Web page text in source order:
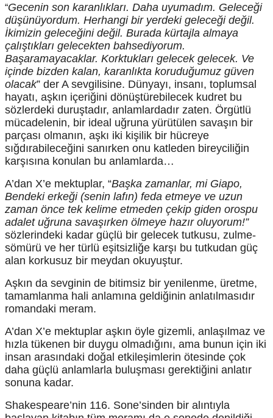
“Gecenin son karanlıkları. Daha uyumadım. Geleceği
düşünüyordum. Herhangi bir yerdeki geleceği değil.
İkimizin geleceğini değil. Burada kürtajla almaya
çalıştıkları gelecekten bahsediyorum.
Başaramayacaklar. Korktukları gelecek gelecek. Ve
içinde bizden kalan, karanlıkta koruduğumuz güven
olacak” der A sevgilisine. Dünyayı, insanı, toplumsal
hayatı, aşkın içeriğini dönüştürebilecek kudret bu
sözlerdeki duruştadır, anlamlardadır zaten. Örgütlü
mücadelenin, bir ideal uğruna yürütülen savaşın bir
parçası olmanın, aşkı iki kişilik bir hücreye
sığdırabileceğini sanırken onu katleden bireyciliğin
karşısına konulan bu anlamlarda…
A’dan X’e mektuplar, “Başka zamanlar, mi Giapo,
Bendeki erkeği (senin lafın) feda etmeye ve uzun
zaman önce tek kelime etmeden çekip giden orospu
adalet uğruna savaşırken ölmeye hazır oluyorum!”
sözlerindeki kadar güçlü bir gelecek tutkusu, zulme-
sömürü ve her türlü eşitsizliğe karşı bu tutkudan güç
alan korkusuz bir meydan okuyuştur.
Aşkın da sevginin de bitimsiz bir yenilenme, üretme,
tamamlanma hali anlamına geldiğinin anlatılmasıdır
romandaki meram.
A’dan X’e mektuplar aşkın öyle gizemli, anlaşılmaz ve
hızla tükenen bir duygu olmadığını, ama bunun için iki
insan arasındaki doğal etkileşimlerin ötesinde çok
daha güçlü anlamlarla buluşması gerektiğini anlatır
sonuna kadar.
Shakespeare’nin 116. Sone’sinden bir alıntıyla